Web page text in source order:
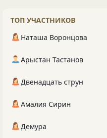
ТОП УЧАСТНИКОВ
Наташа Воронцова
Арыстан Тастанов
Двенадцать струн
Амалия Сирин
Демура